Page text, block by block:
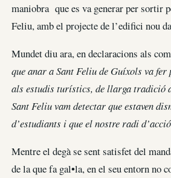
maniobra que es va generar per sortir
Feliu, amb el projecte de l’edifici nou
Mundet diu ara, en declaracions als
que anar a Sant Feliu de Guíxols va fer
als estudis turístics, de llarga tradició
Sant Feliu vam detectar que estaven
d’estudiants i que el nostre radi
Mentre el degà se sent satisfet del
de la que fa gal•la, en el seu entorn no